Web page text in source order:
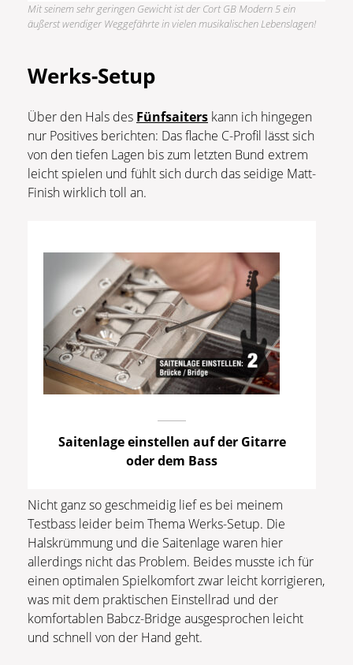
Mit seinem sehr geringen Gewicht ist der Cort GB Modern 5 ein
äußerst wendiger Weggefährte in vielen musikalischen Lebenslagen!
Werks-Setup
Über den Hals des Fünfsaiters kann ich hingegen
nur Positives berichten: Das flache C-Profil lässt sich
von den tiefen Lagen bis zum letzten Bund extrem
leicht spielen und fühlt sich durch das seidige Matt-
Finish wirklich toll an.
Saitenlage einstellen auf der Gitarre
oder dem Bass
Nicht ganz so geschmeidig lief es bei meinem
Testbass leider beim Thema Werks-Setup. Die
Halskrümmung und die Saitenlage waren hier
allerdings nicht das Problem. Beides musste ich für
einen optimalen Spielkomfort zwar leicht korrigieren,
was mit dem praktischen Einstellrad und der
komfortablen Babcz-Bridge ausgesprochen leicht
und schnell von der Hand geht.